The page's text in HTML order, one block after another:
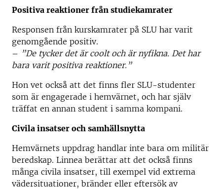
Positiva reaktioner från studiekamrater
Responsen från kurskamrater på SLU har varit
genomgående positiv.
– ”De tycker det är coolt och är nyfikna. Det har
bara varit positiva reaktioner.”
Hon vet också att det finns fler SLU-studenter
som är engagerade i hemvärnet, och har själv
träffat en annan student i samma kompani.
Civila insatser och samhällsnytta
Hemvärnets uppdrag handlar inte bara om militär
beredskap. Linnea berättar att det också finns
många civila insatser, till exempel vid extrema
vädersituationer, bränder eller eftersök av